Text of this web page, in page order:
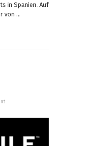
in Spanien. Auf
von ...